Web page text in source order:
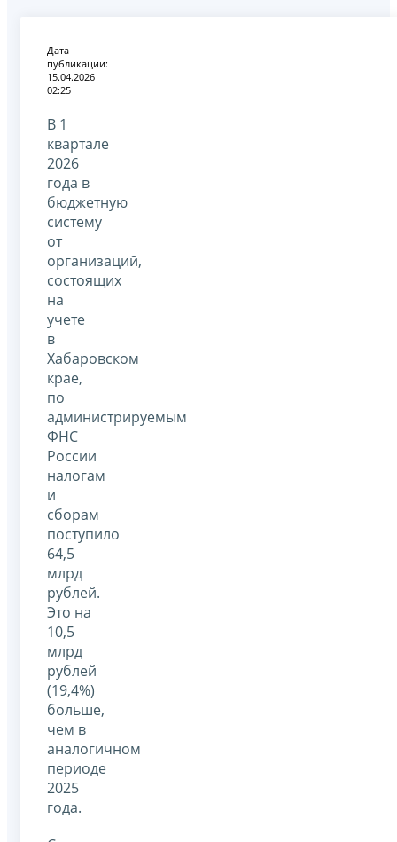
Дата
публикации:
15.04.2026
02:25
В 1
квартале
2026
года в
бюджетную
систему
от
организаций,
состоящих
на
учете
в
Хабаровском
крае,
по
администрируемым
ФНС
России
налогам
и
сборам
поступило
64,5
млрд
рублей.
Это на
10,5
млрд
рублей
(19,4%)
больше,
чем в
аналогичном
периоде
2025
года.